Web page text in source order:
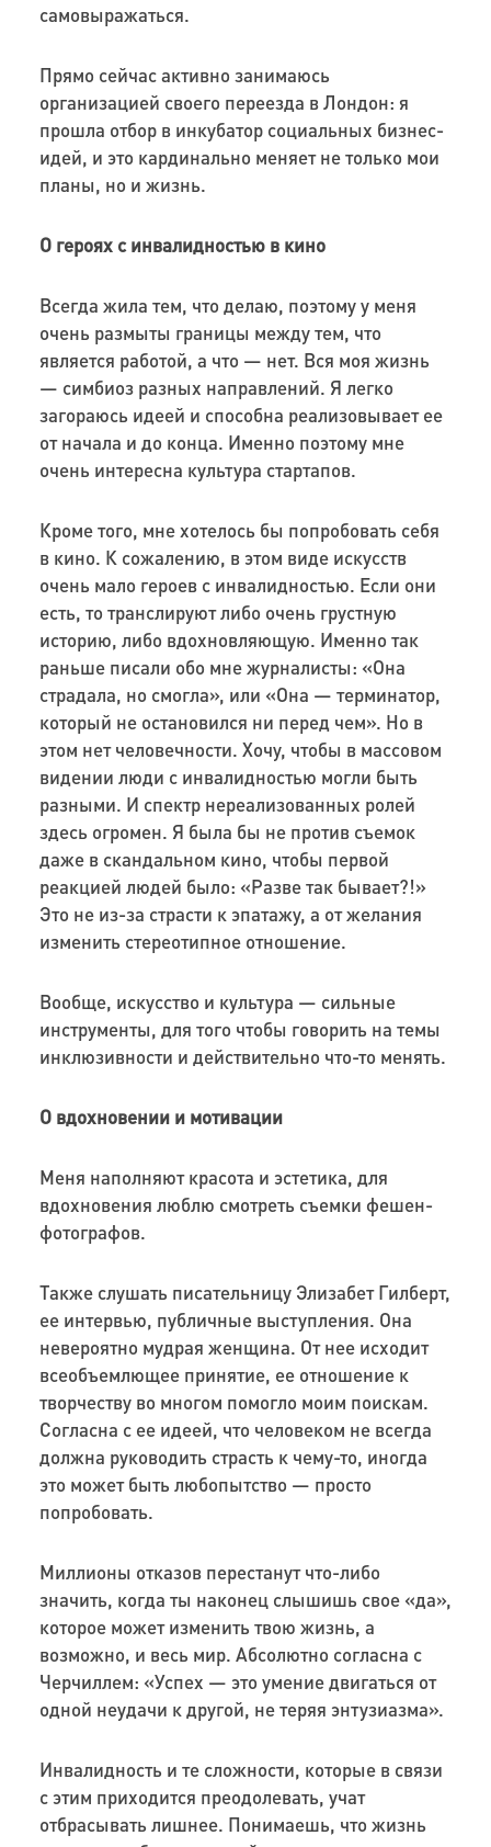
самовыражаться.
Прямо сейчас активно занимаюсь
организацией своего переезда в Лондон: я
прошла отбор в инкубатор социальных бизнес-
идей, и это кардинально меняет не только мои
планы, но и жизнь.
О героях с инвалидностью в кино
Всегда жила тем, что делаю, поэтому у меня
очень размыты границы между тем, что
является работой, а что — нет. Вся моя жизнь
— симбиоз разных направлений. Я легко
загораюсь идеей и способна реализовывает ее
от начала и до конца. Именно поэтому мне
очень интересна культура стартапов.
Кроме того, мне хотелось бы попробовать себя
в кино. К сожалению, в этом виде искусств
очень мало героев с инвалидностью. Если они
есть, то транслируют либо очень грустную
историю, либо вдохновляющую. Именно так
раньше писали обо мне журналисты: «Она
страдала, но смогла», или «Она — терминатор,
который не остановился ни перед чем». Но в
этом нет человечности. Хочу, чтобы в массовом
видении люди с инвалидностью могли быть
разными. И спектр нереализованных ролей
здесь огромен. Я была бы не против съемок
даже в скандальном кино, чтобы первой
реакцией людей было: «Разве так бывает?!»
Это не из-за страсти к эпатажу, а от желания
изменить стереотипное отношение.
Вообще, искусство и культура — сильные
инструменты, для того чтобы говорить на темы
инклюзивности и действительно что-то менять.
О вдохновении и мотивации
Меня наполняют красота и эстетика, для
вдохновения люблю смотреть съемки фешен-
фотографов.
Также слушать писательницу Элизабет Гилберт,
ее интервью, публичные выступления. Она
невероятно мудрая женщина. От нее исходит
всеобъемлющее принятие, ее отношение к
творчеству во многом помогло моим поискам.
Согласна с ее идеей, что человеком не всегда
должна руководить страсть к чему-то, иногда
это может быть любопытство — просто
попробовать.
Миллионы отказов перестанут что-либо
значить, когда ты наконец слышишь свое «да»,
которое может изменить твою жизнь, а
возможно, и весь мир. Абсолютно согласна с
Черчиллем: «Успех — это умение двигаться от
одной неудачи к другой, не теряя энтузиазма».
Инвалидность и те сложности, которые в связи
с этим приходится преодолевать, учат
отбрасывать лишнее. Понимаешь, что жизнь